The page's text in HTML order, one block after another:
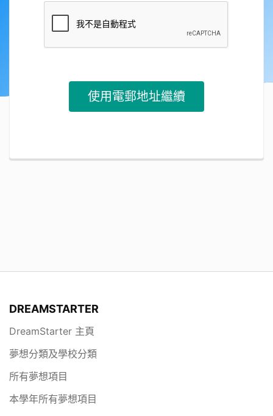
DREAMSTARTER
DreamStarter 主頁
夢想分類及學校分類
所有夢想項目
本學年所有夢想項目